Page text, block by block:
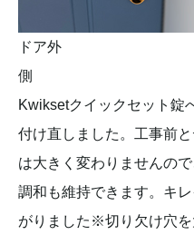
ドア外
Kwiksetクイックセット錠
付け直しました。工事前
は大きく変わりませんの
調和も維持できます。キ
がりました※切り欠け穴を